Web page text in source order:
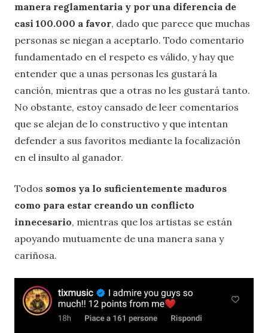
manera reglamentaria y por una diferencia de
casi 100.000 a favor, dado que parece que muchas
personas se niegan a aceptarlo. Todo comentario
fundamentado en el respeto es válido, y hay que
entender que a unas personas les gustará la
canción, mientras que a otras no les gustará tanto.
No obstante, estoy cansado de leer comentarios
que se alejan de lo constructivo y que intentan
defender a sus favoritos mediante la focalización
en el insulto al ganador.
Todos somos ya lo suficientemente maduros
como para estar creando un conflicto
innecesario, mientras que los artistas se están
apoyando mutuamente de una manera sana y
cariñosa.